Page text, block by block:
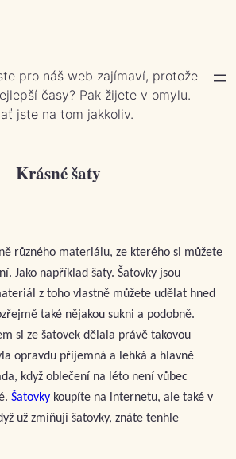
pro náš web zajímaví, protože
časy? Pak žijete v omylu.
jste na tom jakkoliv.
Krásné šaty
různého materiálu, ze kterého si můžete
Jako například šaty. Šatovky jsou
z toho vlastně můžete udělat hned
také nějakou sukni a podobně.
si ze šatovek dělala právě takovou
opravdu příjemná a lehká a hlavně
když oblečení na léto není vůbec
Šatovky koupíte na internetu, ale také v
už zmiňuji šatovky, znáte tenhle